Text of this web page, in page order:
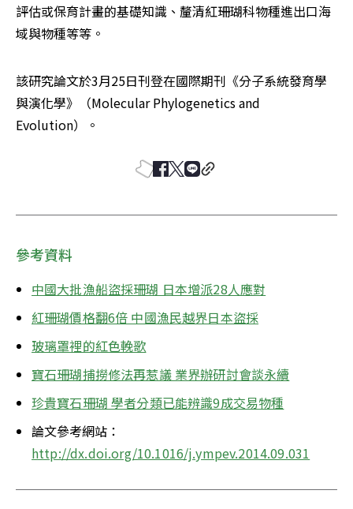
評估或保育計畫的基礎知識、釐清紅珊瑚科物種進出口海
域與物種等等。
該研究論文於3月25日刊登在國際期刊《分子系統發育學
與演化學》（Molecular Phylogenetics and
Evolution）。
參考資料
中國大批漁船盜採珊瑚 日本增派28人應對
紅珊瑚價格翻6倍 中國漁民越界日本盜採
玻璃罩裡的紅色輓歌
寶石珊瑚捕撈修法再惹議 業界辦研討會談永續
珍貴寶石珊瑚 學者分類已能辨識9成交易物種
論文參考網站：
http://dx.doi.org/10.1016/j.ympev.2014.09.031